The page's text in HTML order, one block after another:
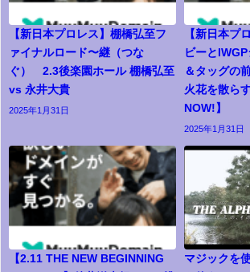
【新日本プロレス】棚橋弘至フ
ァイナルロード〜継（つな
ぐ） 2.3後楽園ホール 棚橋弘至
vs 永井大貴
2025年1月31日
【新日本プ
ビーと
＆タッグの
火花を散ら
NOW!】
2025年1月31日
【2.11 THE NEW BEGINNING
マジックを